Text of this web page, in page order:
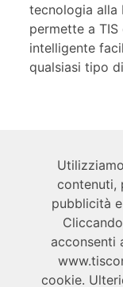
tecnologia alla
permette a
intelligente
qualsiasi tipo
Informazioni
Tecnico
Utente
contenuti,
pubblicità
acconsenti
cookie.